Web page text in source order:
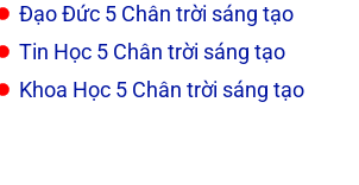
Đạo Đức 5 Chân trời sáng tạo
Tin Học 5 Chân trời sáng tạo
Khoa Học 5 Chân trời sáng tạo